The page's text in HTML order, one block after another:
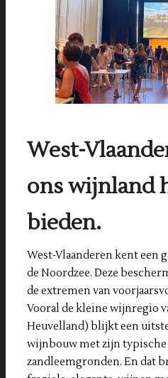
West-
ons wijnland
bieden.
West-Vlaanderen kent een
de Noordzee. Deze
de extremen van
Vooral de kleine wijnregio
Heuvelland) blijkt een
wijnbouw met zijn typische
zandleemgronden. En dat